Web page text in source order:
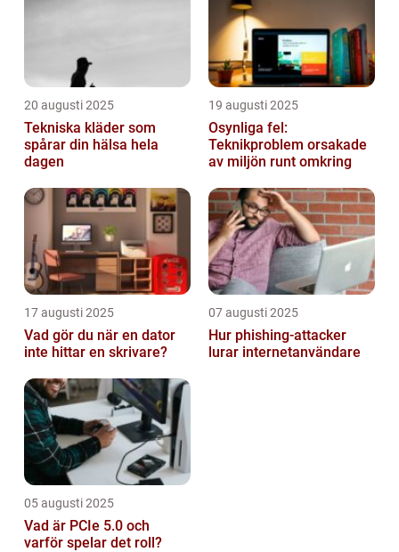
20 augusti 2025
Tekniska kläder som
spårar din hälsa hela
dagen
19 augusti 2025
Osynliga fel:
Teknikproblem orsakade
av miljön runt omkring
17 augusti 2025
Vad gör du när en dator
inte hittar en skrivare?
07 augusti 2025
Hur phishing-attacker
lurar internetanvändare
05 augusti 2025
Vad är PCIe 5.0 och
varför spelar det roll?